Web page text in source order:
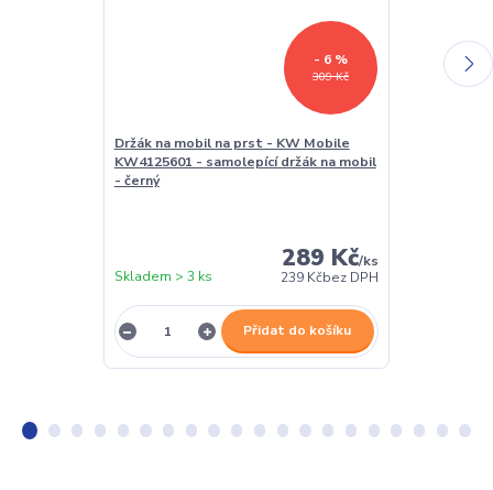
309 Kč
- 6 %
Držák na mobil na prst - KW Mobile
KW4125601 - samolepící držák na mobil
- černý
289 Kč/ks
239 Kčbez DPH
Skladem > 3 ks
Přidat do košíku